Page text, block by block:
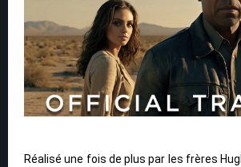
Réalisé une fois de plus par les frères